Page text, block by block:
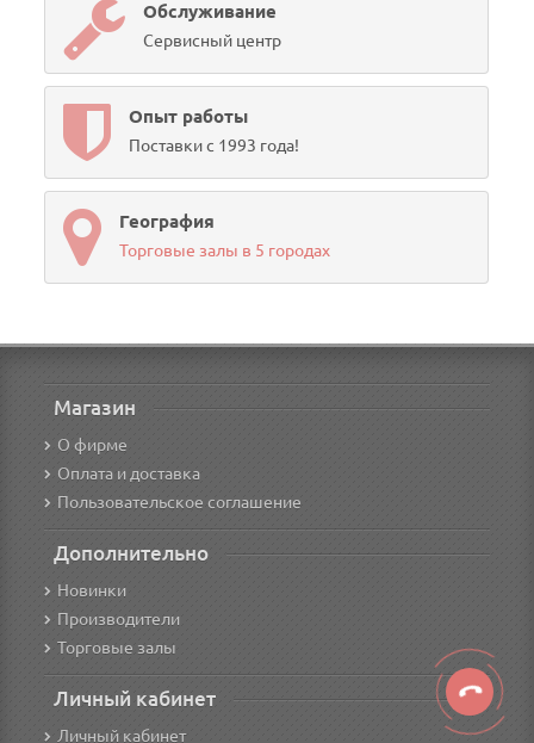
Обслуживание
Сервисный центр
Опыт работы
Поставки с 1993 года!
География
Торговые залы в 5 городах
Магазин
О фирме
Оплата и доставка
Пользовательское соглашение
Дополнительно
Новинки
Производители
Торговые залы
Личный кабинет
Личный кабинет